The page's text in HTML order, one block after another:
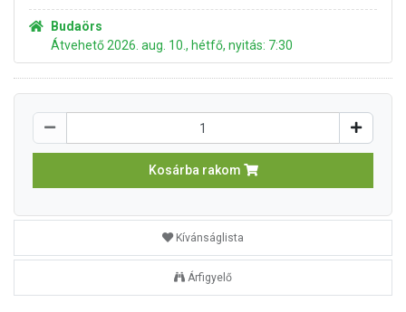
Budaörs
Átvehető 2026. aug. 10., hétfő, nyitás: 7:30
Kosárba rakom
Kívánságlista
Árfigyelő